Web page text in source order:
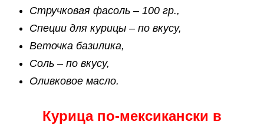
Стручковая фасоль – 100 гр.,
Специи для курицы – по вкусу,
Веточка базилика,
Соль – по вкусу,
Оливковое масло.
Курица по-мексикански в